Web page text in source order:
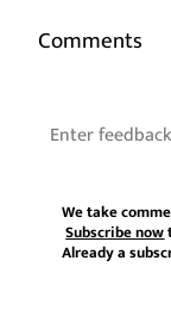
Comments
We take
Subscribe now
Already a